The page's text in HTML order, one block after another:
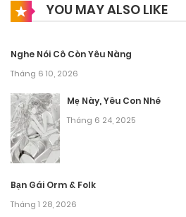
YOU MAY ALSO LIKE
Nghe Nói Cô Còn Yêu Nàng
Tháng 6 10, 2026
Mẹ Này, Yêu Con Nhé
Tháng 6 24, 2025
Bạn Gái Orm & Folk
Tháng 1 28, 2026